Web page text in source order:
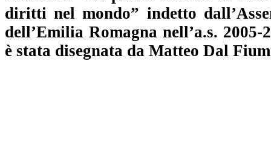
diritti nel mondo” indetto
dell’Emilia Romagna nell’a.s.
è stata disegnata da Matteo Dal